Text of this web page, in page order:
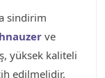
sindirim
ve
yüksek kaliteli
edilmelidir.